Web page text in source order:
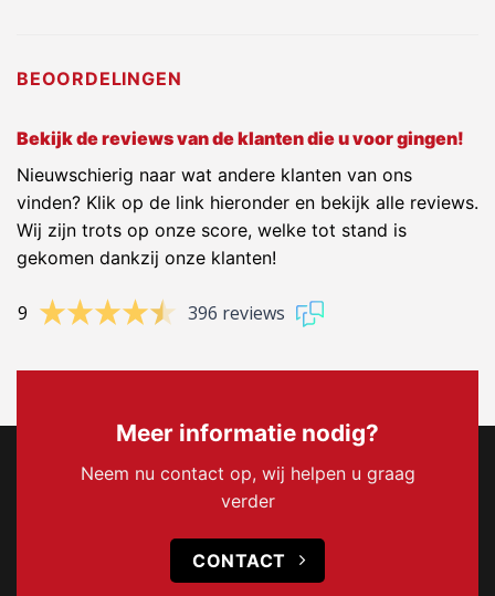
BEOORDELINGEN
Bekijk de reviews van de klanten die u voor gingen!
Nieuwschierig naar wat andere klanten van ons
vinden? Klik op de link hieronder en bekijk alle reviews.
Wij zijn trots op onze score, welke tot stand is
gekomen dankzij onze klanten!
9 396 reviews
Meer informatie nodig?
Neem nu contact op, wij helpen u graag
verder
CONTACT